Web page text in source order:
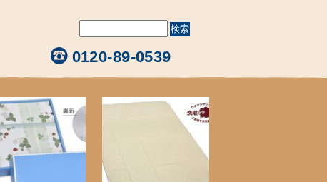
0120-89-0539